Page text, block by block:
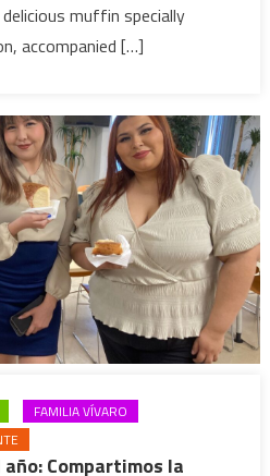
muffin specially
accompanied […]
FAMILIA VÍVARO
Compartimos la